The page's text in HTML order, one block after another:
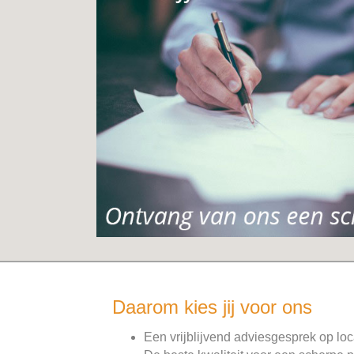
Daarom kies jij voor ons
Een vrijblijvend adviesgesprek op